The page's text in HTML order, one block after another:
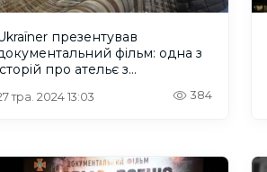
презентував
фільм: одна з
про ательє з
тра. 2024 13:03 384